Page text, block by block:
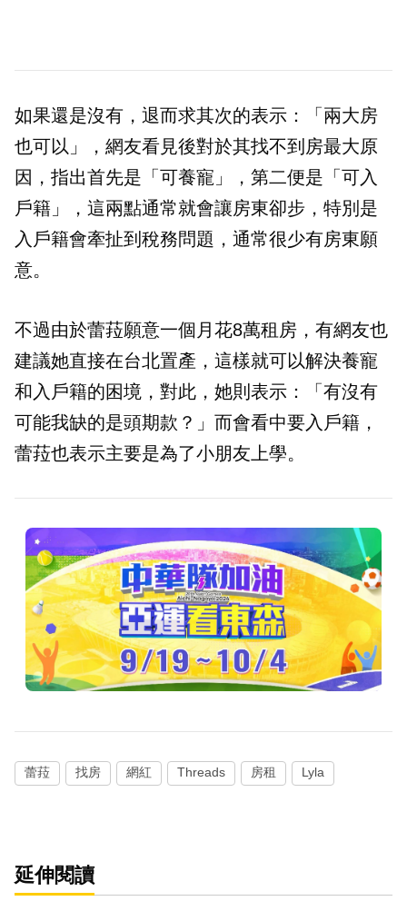
如果還是沒有，退而求其次的表示：「兩大房
也可以」，網友看見後對於其找不到房最大原
因，指出首先是「可養寵」，第二便是「可入
戶籍」，這兩點通常就會讓房東卻步，特別是
入戶籍會牽扯到稅務問題，通常很少有房東願
意。
不過由於蕾菈願意一個月花8萬租房，有網友也
建議她直接在台北置產，這樣就可以解決養寵
和入戶籍的困境，對此，她則表示：「有沒有
可能我缺的是頭期款？」而會看中要入戶籍，
蕾菈也表示主要是為了小朋友上學。
蕾菈 找房 網紅 Threads 房租 Lyla
延伸閱讀